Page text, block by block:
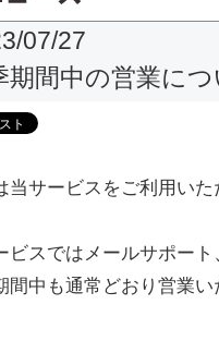
07/27
期間中の営業に
当サービスをご利用い
ビスではメールサポー
間中も通常どおり営業い